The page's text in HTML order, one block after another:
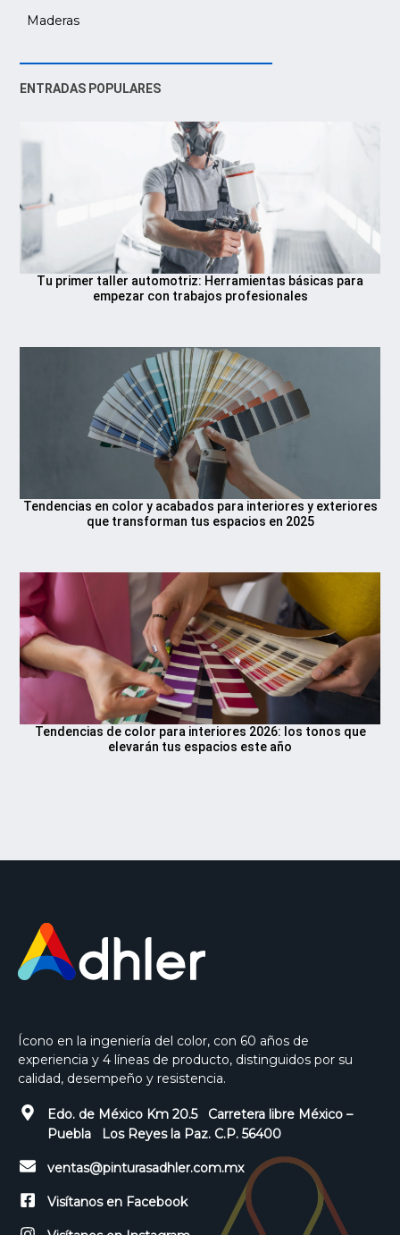
Maderas
ENTRADAS POPULARES
Tu primer taller automotriz: Herramientas básicas para
empezar con trabajos profesionales
Tendencias en color y acabados para interiores y exteriores
que transforman tus espacios en 2025
Tendencias de color para interiores 2026: los tonos que
elevarán tus espacios este año
Ícono en la ingeniería del color, con 60 años de
experiencia y 4 líneas de producto, distinguidos por su
calidad, desempeño y resistencia.
Edo. de México Km 20.5 Carretera libre México –
Puebla Los Reyes la Paz. C.P. 56400
ventas@pinturasadhler.com.mx
Visítanos en Facebook